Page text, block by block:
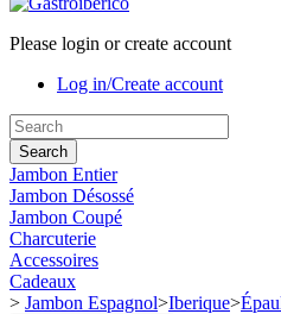
Please login or create account
Log in/Create account
Search
Jambon Entier
Jambon Désossé
Jambon Coupé
Charcuterie
Accessoires
Cadeaux
> Jambon Espagnol>Iberique>